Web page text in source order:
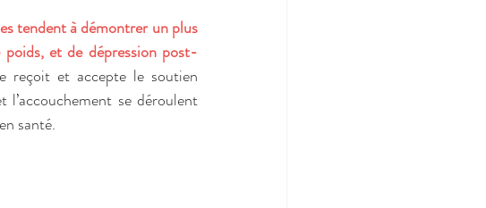
tendent à démontrer un plus
poids, et de dépression post-
reçoit et accepte le soutien
se déroulent
santé.